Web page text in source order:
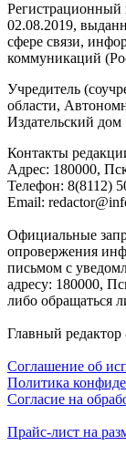
02.08.2019,
сфере связи,
коммуникаций
Учредитель
области,
Издательский
Контакты
Адреc: 180000,
Телефон: 8(8112)
Email:
Официальные
опровержения
письмом с
адресу: 180000,
либо обращаться
Главный
Соглашение об
Политика
Согласие на
Прайс-лист на